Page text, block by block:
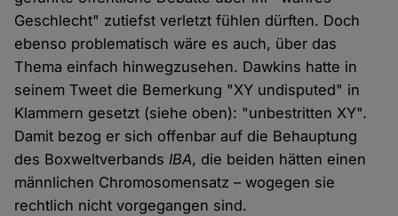
Geschlecht" zutiefst verletzt fühlen dürften. Doch
ebenso problematisch wäre es auch, über das
Thema einfach hinwegzusehen. Dawkins hatte in
seinem Tweet die Bemerkung "XY undisputed" in
Klammern gesetzt (siehe oben): "unbestritten XY".
Damit bezog er sich offenbar auf die Behauptung
des BoxweltverbandsIBA, die beiden hätten einen
männlichen Chromosomensatz – wogegen sie
rechtlich nicht vorgegangen sind.